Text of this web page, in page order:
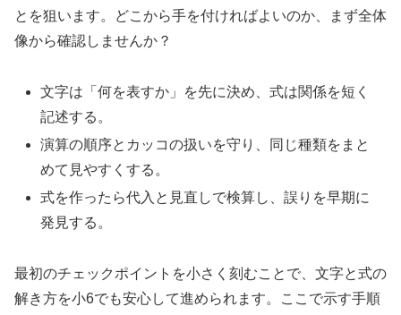
とを狙います。どこから手を付ければよいのか、まず全体
像から確認しませんか？
文字は「何を表すか」を先に決め、式は関係を短く
記述する。
演算の順序とカッコの扱いを守り、同じ種類をまと
めて見やすくする。
式を作ったら代入と見直しで検算し、誤りを早期に
発見する。
最初のチェックポイントを小さく刻むことで、文字と式の
解き方を小6でも安心して進められます。ここで示す手順